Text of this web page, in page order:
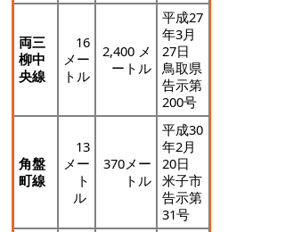
両三
柳中
央線
16
メー
トル
2,400 メ
ートル
平成27
年3月
27日
鳥取県
告示第
200号
角盤
町線
13
メー
ト
ル
370メー
トル
平成30
年2月
20日
米子市
告示第
31号